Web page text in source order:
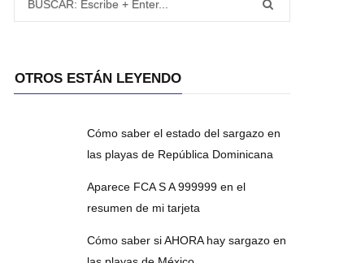
OTROS ESTÁN LEYENDO
Cómo saber el estado del sargazo en
las playas de República Dominicana
Aparece FCA S A 999999 en el
resumen de mi tarjeta
Cómo saber si AHORA hay sargazo en